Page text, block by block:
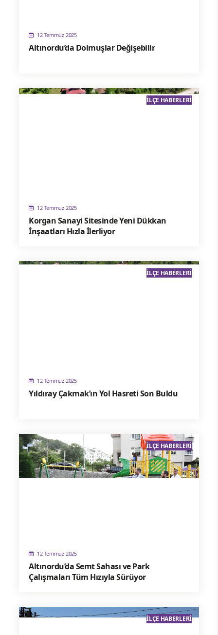
12 Temmuz 2025
Altınordu’da Dolmuşlar Değişebilir
12 Temmuz 2025
Korgan Sanayi Sitesinde Yeni Dükkan
İnşaatları Hızla İlerliyor
İLÇE HABERLERI
12 Temmuz 2025
Yıldıray Çakmak’ın Yol Hasreti Son Buldu
İLÇE HABERLERI
12 Temmuz 2025
Altınordu’da Semt Sahası ve Park
Çalışmaları Tüm Hızıyla Sürüyor
İLÇE HABERLERI
İLÇE HABERLERI